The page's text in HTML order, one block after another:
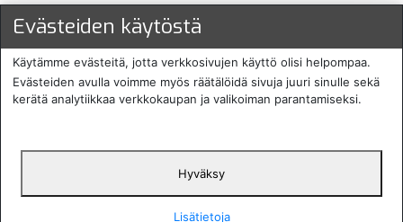
Maksu- ja toimitustavat
Protecomp
Copyright 2024. All rights
English
Evästeiden käytöstä
Käytämme evästeitä, jotta verkkosivujen käyttö olisi helpompaa.
Evästeiden avulla voimme myös räätälöidä sivuja juuri sinulle sekä
kerätä analytiikkaa verkkokaupan ja valikoiman parantamiseksi.
Hyväksy
Lisätietoja